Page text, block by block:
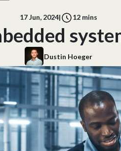
17 Jun, 2024| 12mins
Dustin Hoeger